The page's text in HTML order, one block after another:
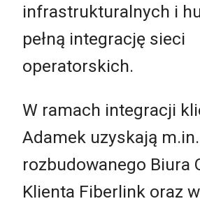
infrastrukturalnych i
pełną integrację sieci
operatorskich.
W ramach integracji
Adamek uzyskają
rozbudowanego Biura
Klienta Fiberlink oraz